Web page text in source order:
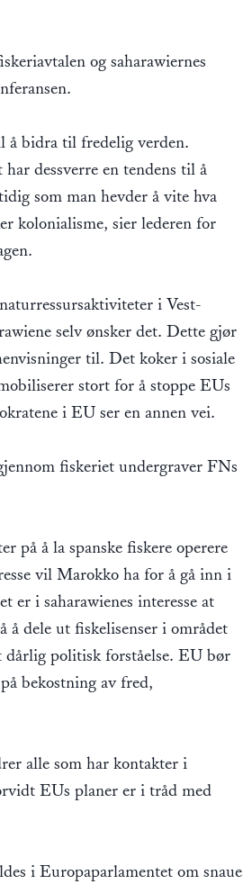
og saharawiernes
å bidra til fredelig verden.
dessverre en tendens til å
som man hevder å vite hva
kolonialisme, sier lederen for
i Vest-
selv ønsker det. Dette gjør
til. Det koker i sosiale
stort for å stoppe EUs
i EU ser en annen vei.
fiskeriet undergraver FNs
å la spanske fiskere operere
vil Marokko ha for å gå inn i
er i saharawienes interesse at
dele ut fiskelisenser i området
politisk forståelse. EU bør
bekostning av fred,
alle som har kontakter i
EUs planer er i tråd med
i Europaparlamentet om snaue